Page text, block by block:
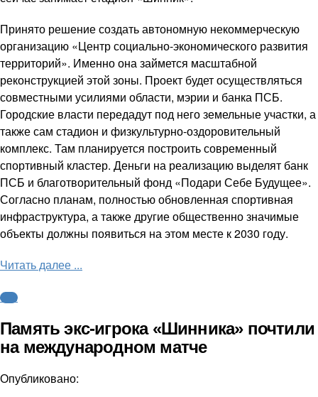
Принято решение создать автономную некоммерческую
организацию «Центр социально-экономического развития
территорий». Именно она займется масштабной
реконструкцией этой зоны. Проект будет осуществляться
совместными усилиями области, мэрии и банка ПСБ.
Городские власти передадут под него земельные участки, а
также сам стадион и физкультурно-оздоровительный
комплекс. Там планируется построить современный
спортивный кластер. Деньги на реализацию выделят банк
ПСБ и благотворительный фонд «Подари Себе Будущее».
Согласно планам, полностью обновленная спортивная
инфраструктура, а также другие общественно значимые
объекты должны появиться на этом месте к 2030 году.
Читать далее ...
ФНЛ
Память экс-игрока «Шинника» почтили
на международном матче
Опубликовано: